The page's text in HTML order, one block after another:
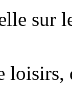
sur
loisirs,